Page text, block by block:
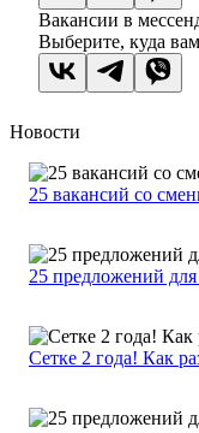
Вакансии в
Выберите, куда
Новости
25 вакансий со
25 предложений
Сетке 2 года! Как